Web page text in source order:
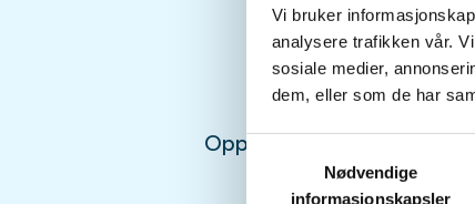
Vi bruker
analysere trafikken vår.
sosiale medier,
dem, eller som de har
Samtykkevalg
Nødvendige
informasjonskapsler
Oppmøte: